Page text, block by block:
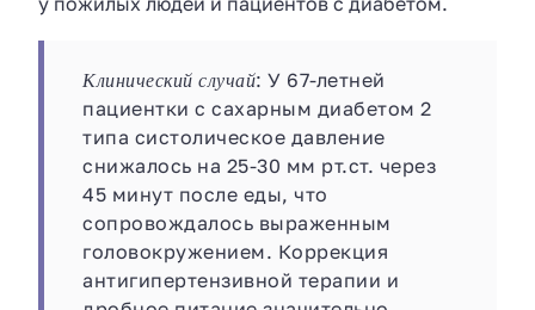
Клинический случай: У 67-летней
пациентки с сахарным диабетом 2
типа систолическое давление
снижалось на 25-30 мм рт.ст. через
45 минут после еды, что
сопровождалось выраженным
головокружением. Коррекция
антигипертензивной терапии и